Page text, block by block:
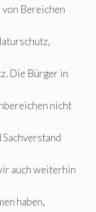
Bereichen
Die Bürger in
nicht
auch weiterhin
haben,